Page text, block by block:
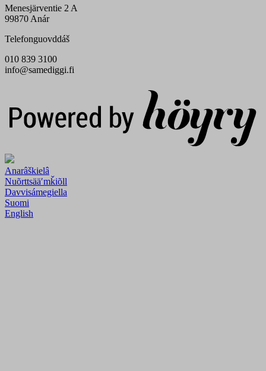
Menesjärventie 2 A
99870 Anár
Telefonguovddáš
010 839 3100
info@samediggi.fi
Anarâškielâ
Nuõrttsääʹmǩiõll
Davvisámegiella
Suomi
English